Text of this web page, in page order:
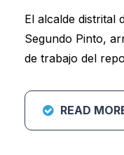
El alcalde distrital
Segundo Pinto,
de trabajo del
READ